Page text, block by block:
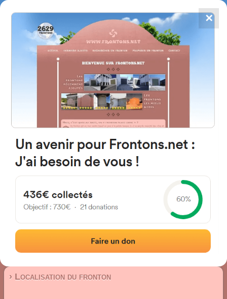
FRONTONS.NET
RECHERCHER UN FRONTON
PROPOSER UN FRONTON
4867
frontons
37159 Puertas, Salamanque
SA-CV-129
Fronton place libre
Localisation|Photos|Commentaires et avis
› Localisation du fronton
✕